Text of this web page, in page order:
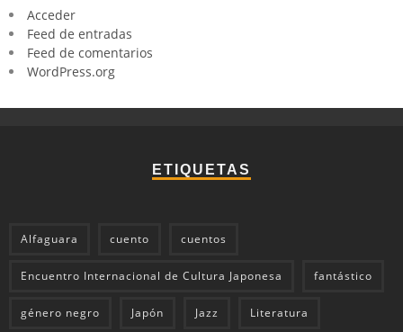
Acceder
Feed de entradas
Feed de comentarios
WordPress.org
ETIQUETAS
Alfaguara cuento cuentos
Encuentro Internacional de Cultura Japonesa fantástico
género negro Japón Jazz Literatura